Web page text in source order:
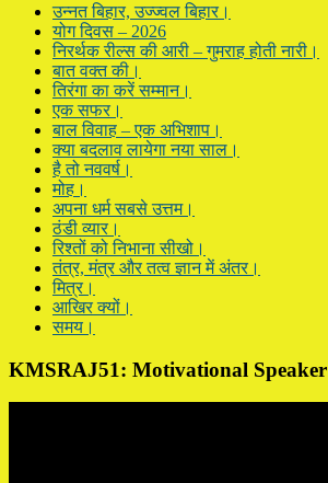
उन्नत बिहार, उज्ज्वल बिहार।
योग दिवस – 2026
निरर्थक रील्स की आरी – गुमराह होती नारी।
बात वक्त की।
तिरंगा का करें सम्मान।
एक सफर।
बाल विवाह – एक अभिशाप।
क्या बदलाव लायेगा नया साल।
है तो नववर्ष।
मोह।
अपना धर्म सबसे उत्तम।
ठंडी व्यार।
रिश्तों को निभाना सीखो।
तंत्र, मंत्र और तत्व ज्ञान में अंतर।
मित्र।
आखिर क्यों।
समय।
KMSRAJ51: Motivational Speaker